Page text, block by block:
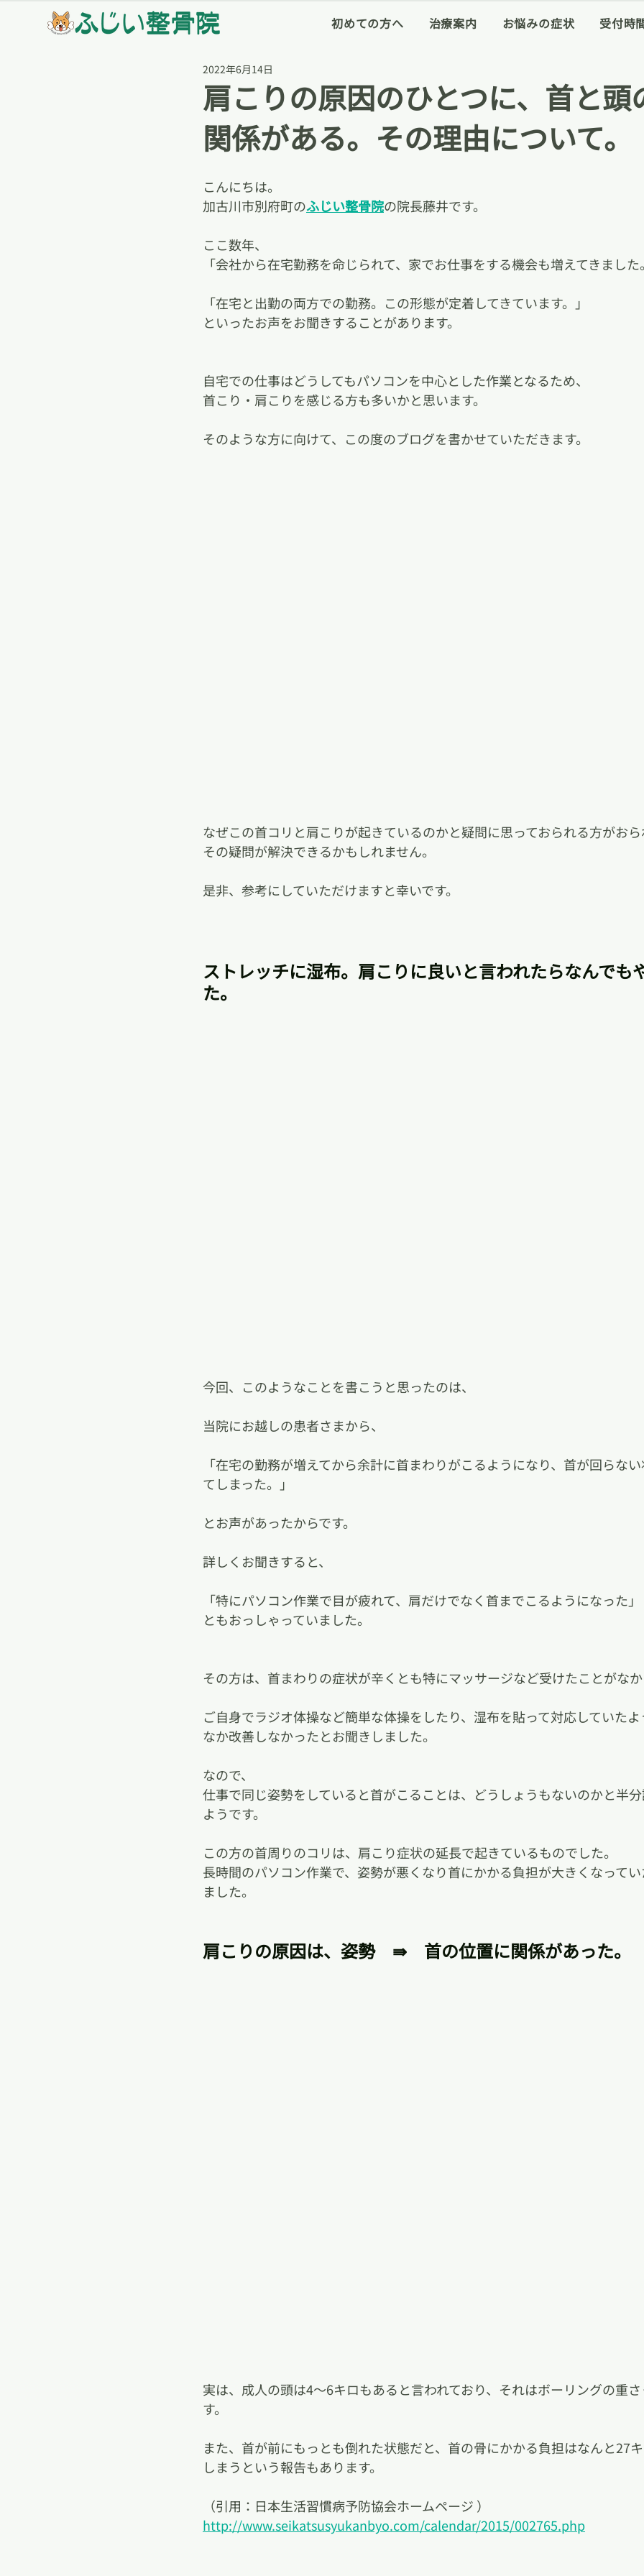
初めての方へ 治療案内 お悩みの症状 受付時
肩こりの原因のひとつに、首と頭
関係がある。その理由について。
2022年6月14日
こんにちは。
加古川市別府町のふじい整骨院の院長藤井です。
ここ数年、
「会社から在宅勤務を命じられて、家でお仕事をする機会も増えてきました
「在宅と出勤の両方での勤務。この形態が定着してきています。」
といったお声をお聞きすることがあります。
自宅での仕事はどうしてもパソコンを中心とした作業となるため、
首こり・肩こりを感じる方も多いかと思います。
そのような方に向けて、この度のブログを書かせていただきます。
なぜこの首コリと肩こりが起きているのかと疑問に思っておられる方がお
その疑問が解決できるかもしれません。
是非、参考にしていただけますと幸いです。
ストレッチに湿布。肩こりに良いと言われたらなんでも
た。
今回、このようなことを書こうと思ったのは、
当院にお越しの患者さまから、
「在宅の勤務が増えてから余計に首まわりがこるようになり、首が回らな
てしまった。」
とお声があったからです。
詳しくお聞きすると、
「特にパソコン作業で目が疲れて、肩だけでなく首までこるようになった」
ともおっしゃっていました。
その方は、首まわりの症状が辛くとも特にマッサージなど受けたことがな
ご自身でラジオ体操など簡単な体操をしたり、湿布を貼って対応していた
なか改善しなかったとお聞きしました。
なので、
仕事で同じ姿勢をしていると首がこることは、どうしょうもないのかと半
ようです。
この方の首周りのコリは、肩こり症状の延長で起きているものでした。
長時間のパソコン作業で、姿勢が悪くなり首にかかる負担が大きくなって
ました。
肩こりの原因は、姿勢　⇛　首の位置に関係があった。
実は、成人の頭は4～6キロもあると言われており、それはボーリングの重
す。
また、首が前にもっとも倒れた状態だと、首の骨にかかる負担はなんと27
しまうという報告もあります。
（引用：日本生活習慣病予防協会ホームページ ）
http://www.seikatsusyukanbyo.com/calendar/2015/002765.php